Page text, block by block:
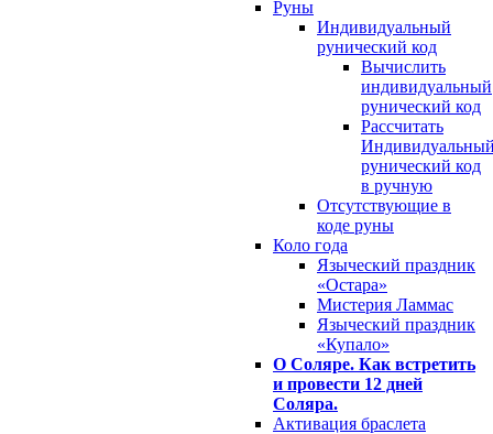
Руны
Индивидуальный
рунический код
Вычислить
индивидуальный
рунический код
Рассчитать
рунический код
в ручную
Отсутствующие в
коде руны
Коло года
Языческий праздник
«Остара»
Мистерия Ламмас
Языческий праздник
«Купало»
О Соляре. Как встретить
и провести 12 дней
Соляра.
Активация браслета